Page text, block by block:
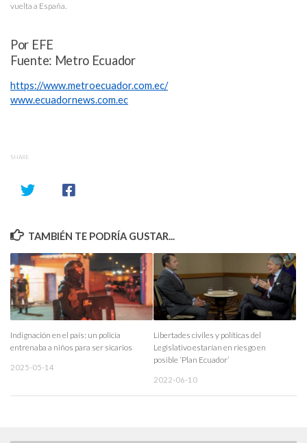
vuelta a España.
Por EFE
Fuente: Metro Ecuador
https://www.metroecuador.com.ec/
www.ecuadornews.com.ec
SHARE
TAMBIÉN TE PODRÍA GUSTAR...
Indignación en el país: un policía
entrenaba a niños para ser sicarios
2025-05-14
Libertades civiles y políticas del
Legislativo estarían en riesgo en
posible ‘Plan Ecuador’
2022-06-10